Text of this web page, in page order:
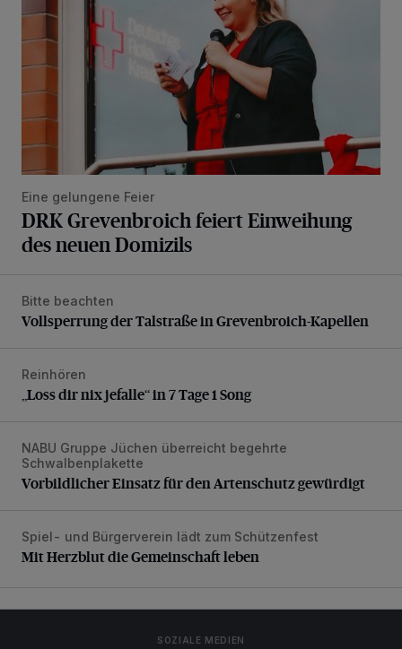
Eine gelungene Feier
DRK Grevenbroich feiert Einweihung
des neuen Domizils
Vollsperrung der Talstraße in Grevenbroich-Kapellen
Bitte beachten
Vollsperrung der Talstraße in Grevenbroich-Kapellen
„Loss dir nix jefalle“ in 7 Tage 1 Song
Reinhören
„Loss dir nix jefalle“ in 7 Tage 1 Song
Vorbildlicher Einsatz für den Artenschutz gewürdigt
NABU Gruppe Jüchen überreicht begehrte
Schwalbenplakette
Vorbildlicher Einsatz für den Artenschutz gewürdigt
Mit Herzblut die Gemeinschaft leben
Spiel- und Bürgerverein lädt zum Schützenfest
Mit Herzblut die Gemeinschaft leben
SOZIALE MEDIEN